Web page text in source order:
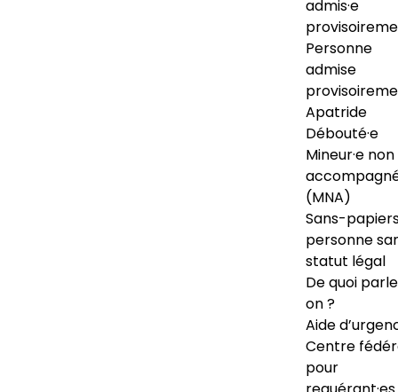
admis·e
Personne
admise
Apatride
Débouté·e
Mineur·e non
(MNA)
Sans-
personne
statut légal
De quoi
on ?
Aide
Centre
pour